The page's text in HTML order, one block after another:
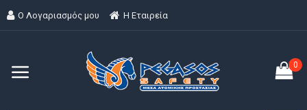
Ο Λογαριασμός μου H Εταιρεία
0